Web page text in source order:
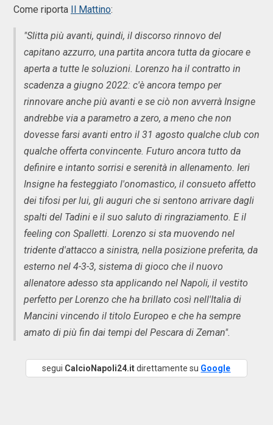
Come riporta Il Mattino:
"Slitta più avanti, quindi, il discorso rinnovo del
capitano azzurro, una partita ancora tutta da giocare e
aperta a tutte le soluzioni. Lorenzo ha il contratto in
scadenza a giugno 2022: c'è ancora tempo per
rinnovare anche più avanti e se ciò non avverrà Insigne
andrebbe via a parametro a zero, a meno che non
dovesse farsi avanti entro il 31 agosto qualche club con
qualche offerta convincente. Futuro ancora tutto da
definire e intanto sorrisi e serenità in allenamento. Ieri
Insigne ha festeggiato l'onomastico, il consueto affetto
dei tifosi per lui, gli auguri che si sentono arrivare dagli
spalti del Tadini e il suo saluto di ringraziamento. E il
feeling con Spalletti. Lorenzo si sta muovendo nel
tridente d'attacco a sinistra, nella posizione preferita, da
esterno nel 4-3-3, sistema di gioco che il nuovo
allenatore adesso sta applicando nel Napoli, il vestito
perfetto per Lorenzo che ha brillato così nell'Italia di
Mancini vincendo il titolo Europeo e che ha sempre
amato di più fin dai tempi del Pescara di Zeman".
segui CalcioNapoli24.itdirettamente su Google